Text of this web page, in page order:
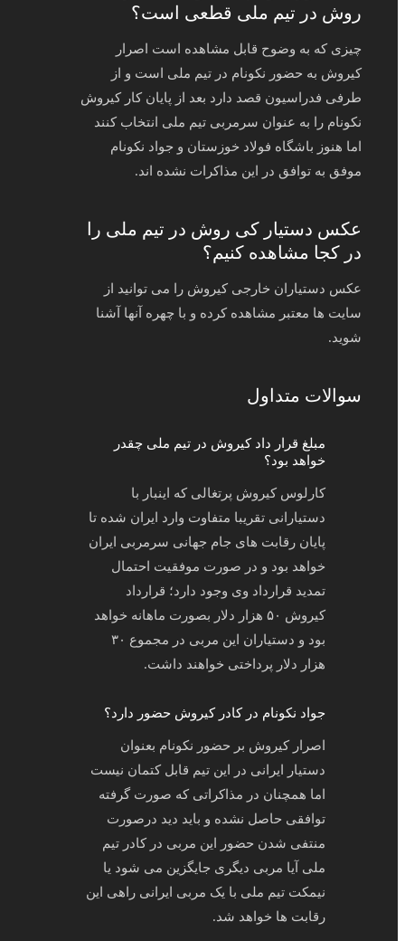
روش در تیم ملی قطعی است؟
چیزی که به وضوح قابل مشاهده است اصرار
کیروش به حضور نکونام در تیم ملی است و از
طرفی فدراسیون قصد دارد بعد از پایان کار کیروش
نکونام را به عنوان سرمربی تیم ملی انتخاب کنند
اما هنوز باشگاه فولاد خوزستان و جواد نکونام
موفق به توافق در این مذاکرات نشده اند.
عکس دستیار کی روش در تیم ملی را
در کجا مشاهده کنیم؟
عکس دستیاران خارجی کیروش را می توانید از
سایت ها معتبر مشاهده کرده و با چهره آنها آشنا
شوید.
سوالات متداول
مبلغ قرار داد کیروش در تیم ملی چقدر
خواهد بود؟
کارلوس کیروش پرتغالی که اینبار با
دستیارانی تقریبا متفاوت وارد ایران شده تا
پایان رقابت های جام جهانی سرمربی ایران
خواهد بود و در صورت موفقیت احتمال
تمدید قرارداد وی وجود دارد؛ قرارداد
کیروش ۵۰ هزار دلار بصورت ماهانه خواهد
بود و دستیاران این مربی در مجموع ۳۰
هزار دلار پرداختی خواهند داشت.
جواد نکونام در کادر کیروش حضور دارد؟
اصرار کیروش بر حضور نکونام بعنوان
دستیار ایرانی در این تیم قابل کتمان نیست
اما همچنان در مذاکراتی که صورت گرفته
توافقی حاصل نشده و باید دید درصورت
منتفی شدن حضور این مربی در کادر تیم
ملی آیا مربی دیگری جایگزین می شود یا
نیمکت تیم ملی با یک مربی ایرانی راهی این
رقابت ها خواهد شد.